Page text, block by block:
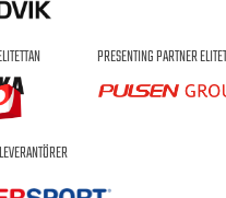
PRESENTING PARTNER